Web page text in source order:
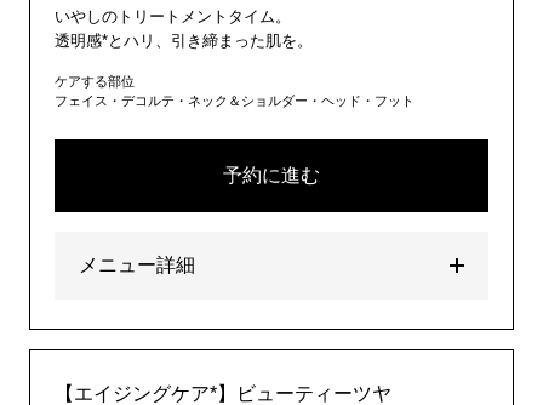
いやしのトリートメントタイム。
透明感*とハリ、引き締まった肌を。
ケアする部位
フェイス・デコルテ・ネック＆ショルダー・ヘッド・フット
予約に進む
メニュー詳細
【エイジングケア*】ビューティーツヤ